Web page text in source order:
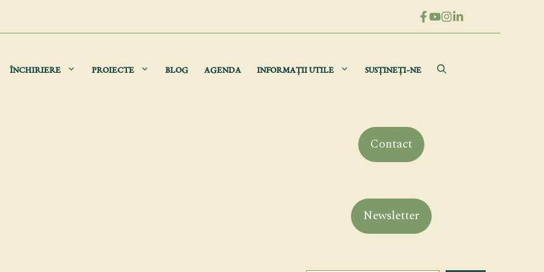
ÎNCHIRIERE PROIECTE BLOG AGENDA INFORMAȚII UTILE SUSȚINEȚI-NE
Contact
Newsletter